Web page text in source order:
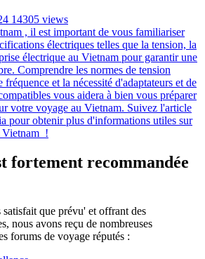
14305 views
, il est important de vous familiariser
électriques telles que la tension, la
électrique au Vietnam pour garantir une
Comprendre les normes de tension
et la nécessité d'adaptateurs et de
vous aidera à bien vous préparer
votre voyage au Vietnam. Suivez l'article
pour obtenir plus d'informations utiles sur
Vietnam !
fortement recommandée
que prévu' et offrant des
nous avons reçu de nombreuses
forums de voyage réputés :